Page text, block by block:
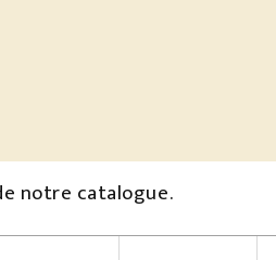
notre catalogue.